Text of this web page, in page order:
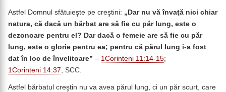
Astfel Domnul sfătuieşte pe creştini: „Dar nu vă învaţă nici chiar
natura, că dacă un bărbat are să fie cu păr lung, este o
dezonoare pentru el? Dar dacă o femeie are să fie cu păr
lung, este o glorie pentru ea; pentru că părul lung i-a fost
dat în loc de învelitoare” – 1Corinteni 11:14-15;
1Corinteni 14:37 , SCC.
Astfel bărbatul creştin nu va avea părul lung, ci un păr scurt, care